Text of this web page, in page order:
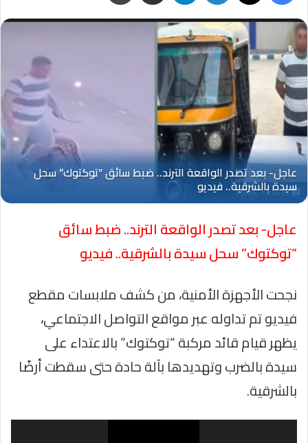
Oplus_131072
عاجل- بعد تصدر الواقعة الترند.. ضبط سائق
“توكتوك” سحل سيدة بالشرقية.. فيديو
نجحت الأجهزة الأمنية، من كشف ملابسات مقطع
فيديو تم تداوله عبر مواقع التواصل الاجتماعي،
يظهر قيام قائد مركبة “توكتوك” بالاعتداء على
سيدة بالضرب وتهديدها بآلة حادة حتى سقطت أرضًا
بالشرقية.